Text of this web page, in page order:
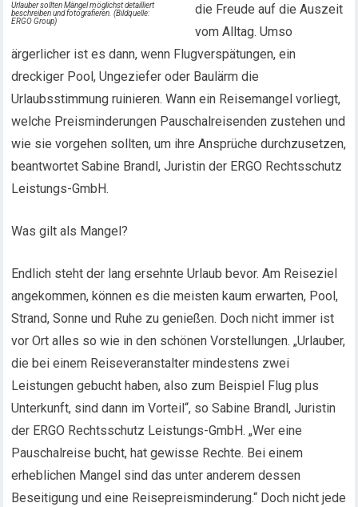
Urlauber sollten Mängel möglichst detailliert
beschreiben und fotografieren. (Bildquelle:
ERGO Group)
die Freude auf die Auszeit
vom Alltag. Umso
ärgerlicher ist es dann, wenn Flugverspätungen, ein
dreckiger Pool, Ungeziefer oder Baulärm die
Urlaubsstimmung ruinieren. Wann ein Reisemangel vorliegt,
welche Preisminderungen Pauschalreisenden zustehen und
wie sie vorgehen sollten, um ihre Ansprüche durchzusetzen,
beantwortet Sabine Brandl, Juristin der ERGO Rechtsschutz
Leistungs-GmbH.
Was gilt als Mangel?
Endlich steht der lang ersehnte Urlaub bevor. Am Reiseziel
angekommen, können es die meisten kaum erwarten, Pool,
Strand, Sonne und Ruhe zu genießen. Doch nicht immer ist
vor Ort alles so wie in den schönen Vorstellungen. „Urlauber,
die bei einem Reiseveranstalter mindestens zwei
Leistungen gebucht haben, also zum Beispiel Flug plus
Unterkunft, sind dann im Vorteil“, so Sabine Brandl, Juristin
der ERGO Rechtsschutz Leistungs-GmbH. „Wer eine
Pauschalreise bucht, hat gewisse Rechte. Bei einem
erheblichen Mangel sind das unter anderem dessen
Beseitigung und eine Reisepreisminderung.“ Doch nicht jede